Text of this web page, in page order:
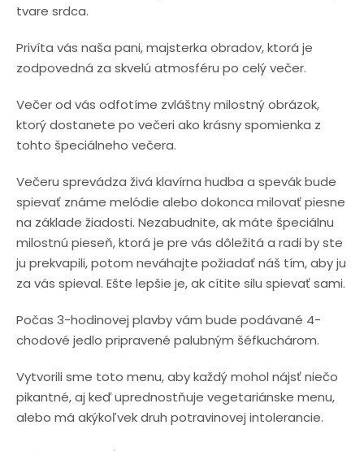
tvare srdca.
Privíta vás naša pani, majsterka obradov, ktorá je
zodpovedná za skvelú atmosféru po celý večer.
Večer od vás odfotíme zvláštny milostný obrázok,
ktorý dostanete po večeri ako krásny spomienka z
tohto špeciálneho večera.
Večeru sprevádza živá klavírna hudba a spevák bude
spievať známe melódie alebo dokonca milovať piesne
na základe žiadosti. Nezabudnite, ak máte špeciálnu
milostnú pieseň, ktorá je pre vás dôležitá a radi by ste
ju prekvapili, potom neváhajte požiadať náš tím, aby ju
za vás spieval. Ešte lepšie je, ak cítite silu spievať sami.
Počas 3-hodinovej plavby vám bude podávané 4-
chodové jedlo pripravené palubným šéfkuchárom.
Vytvorili sme toto menu, aby každý mohol nájsť niečo
pikantné, aj keď uprednostňuje vegetariánske menu,
alebo má akýkoľvek druh potravinovej intolerancie.